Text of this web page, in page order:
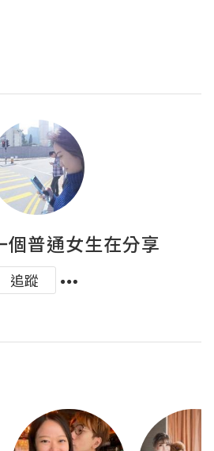
個普通女生在分享
追蹤